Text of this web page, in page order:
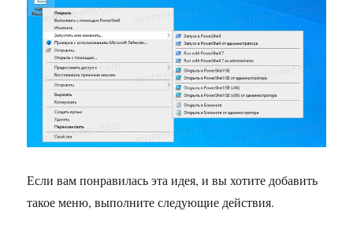
Если вам понравилась эта идея, и вы хотите добавить
такое меню, выполните следующие действия.